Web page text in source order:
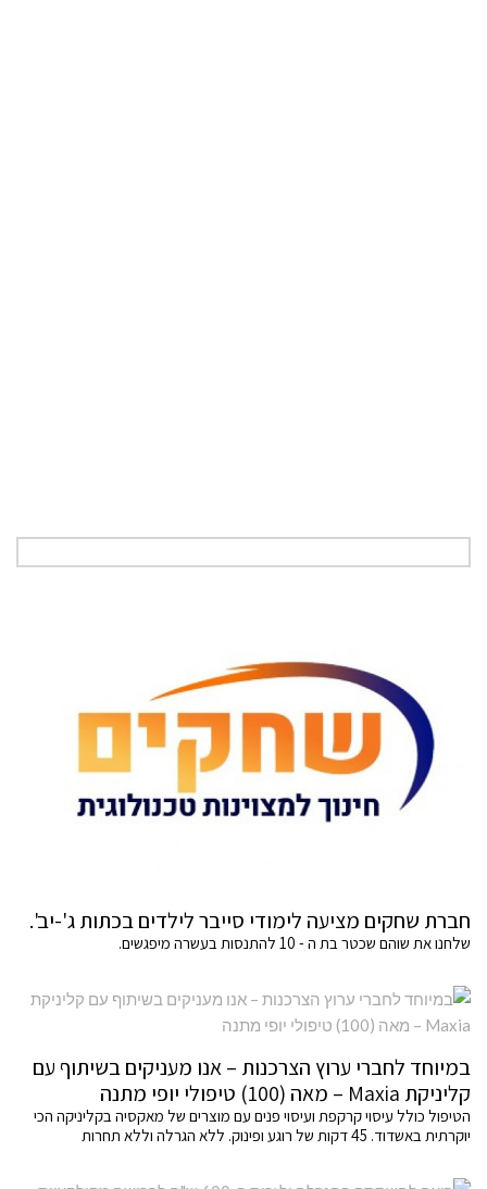
חברת שחקים מציעה לימודי סייבר לילדים בכתות ג'-יב'.
שלחנו את שוהם שכטר בת ה - 10 להתנסות בעשרה מיפגשים.
במיוחד לחברי ערוץ הצרכנות – אנו מעניקים בשיתוף עם
קליניקת Maxia – מאה (100) טיפולי יופי מתנה
הטיפול כולל עיסוי קרקפת ועיסוי פנים עם מוצרים של מאקסיה בקליניקה הכי
יוקרתית באשדוד. 45 דקות של רוגע ופינוק. ללא הגרלה וללא תחרות